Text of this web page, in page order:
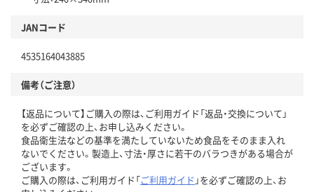
JANコード
4535164043885
備考（ご注意）
【返品について】ご購入の際は、ご利用ガイド「返品・交換について」
を必ずご確認の上、お申し込みください。
食品衛生法などの基準を満たしていないため食品をそのまま入れ
ないでください。製造上、寸法・厚さに若干のバラつきがある場合が
ございます。
ご購入の際は、ご利用ガイド「ご利用ガイド 」を必ずご確認の上、お